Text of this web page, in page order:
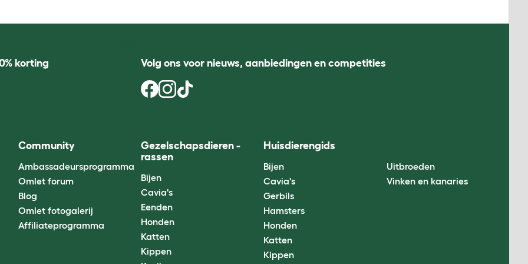
korting Volg ons voor nieuws, aanbiedingen en competities
Community
Ambassadeursprogramma
Omlet forum
Blog
Omlet fotogalerij
Affiliateprogramma
Gezelschapsdieren -
rassen
Bijen
Cavia's
Eenden
Honden
Katten
Kippen
Huisdierengids
Bijen
Cavia's
Gerbils
Hamsters
Honden
Katten
Kippen
Uitbroeden
Vinken en kanaries